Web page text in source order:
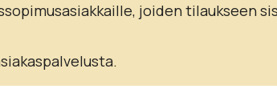
joiden tilaukseen